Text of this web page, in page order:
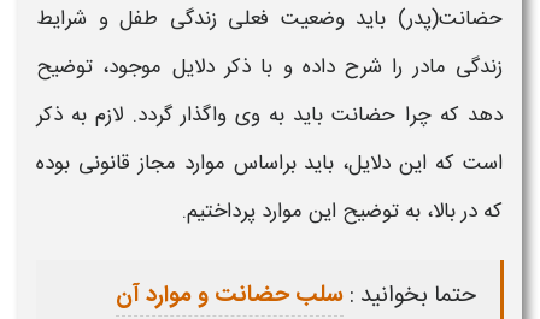
حضانت(پدر) باید وضعیت فعلی زندگی طفل و شرایط
زندگی مادر را شرح داده و با ذکر دلایل موجود، توضیح
دهد که چرا حضانت باید به وی واگذار گردد. لازم به ذکر
است که این دلایل، باید براساس موارد مجاز قانونی بوده
که در بالا، به توضیح این موارد پرداختیم.
حتما بخوانید :سلب حضانت و موارد آن